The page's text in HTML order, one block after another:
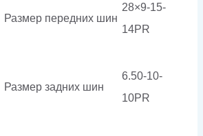
Размер передних шин
28×9-15-
14PR
Размер задних шин
6.50-10-
10PR